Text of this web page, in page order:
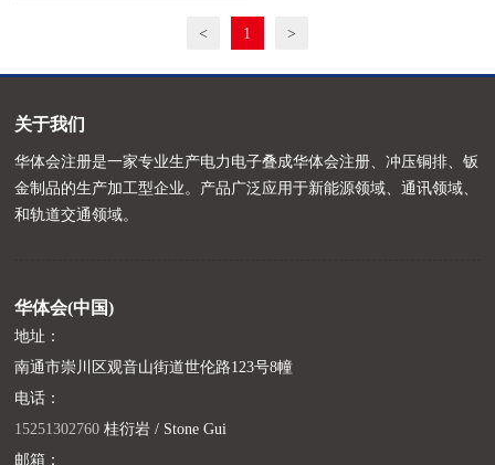
< 1 >
关于我们
华体会注册是一家专业生产电力电子叠成华体会注册、冲压铜排、钣
金制品的生产加工型企业。产品广泛应用于新能源领域、通讯领域、
和轨道交通领域。
华体会(中国)
地址：
南通市崇川区观音山街道世伦路123号8幢
电话：
15251302760 桂衍岩 / Stone Gui
邮箱：